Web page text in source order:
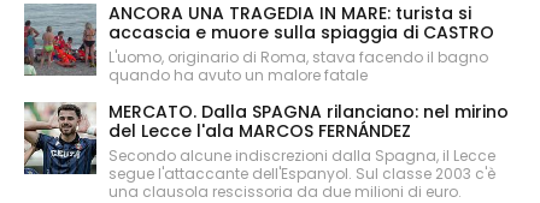
ANCORA UNA TRAGEDIA IN MARE: turista si
accascia e muore sulla spiaggia di CASTRO
L'uomo, originario di Roma, stava facendo il bagno
quando ha avuto un malore fatale
MERCATO. Dalla SPAGNA rilanciano: nel mirino
del Lecce l'ala MARCOS FERNÁNDEZ
Secondo alcune indiscrezioni dalla Spagna, il Lecce
segue l'attaccante dell'Espanyol. Sul classe 2003 c'è
una clausola rescissoria da due milioni di euro.